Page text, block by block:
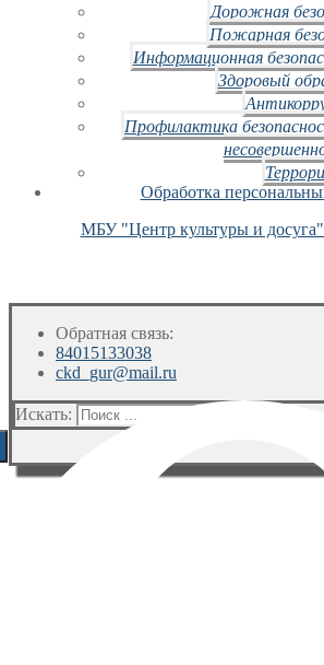
Дорожная
Пожарная
Информационная
Здоровый
Профилактика
Обработка
МБУ "Центр культуры и досуга"
Обратная связь:
84015133038
ckd_gur@mail.ru
Искать: